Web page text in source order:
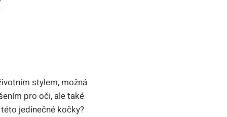
stylem, možná
pro oči, ale také
jedinečné kočky?